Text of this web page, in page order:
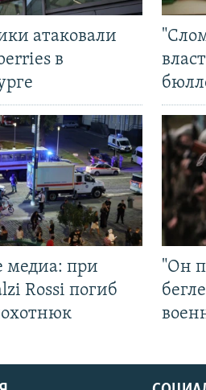
атаковали
в
медиа: при
Rossi погиб
"Он